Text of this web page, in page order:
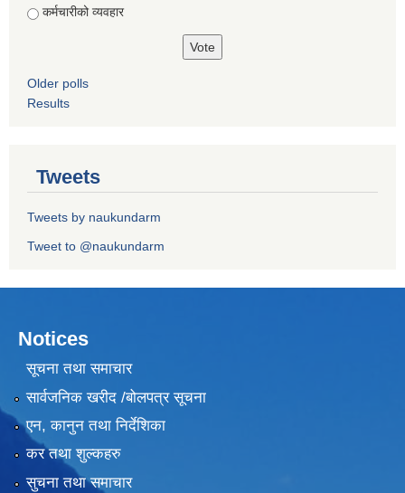
कर्मचारीको व्यवहार
Older polls
Results
Tweets
Tweets by naukundarm
Tweet to @naukundarm
Notices
सूचना तथा समाचार
सार्वजनिक खरीद /बोलपत्र सूचना
एन, कानुन तथा निर्देशिका
कर तथा शुल्कहरु
सुचना तथा समाचार